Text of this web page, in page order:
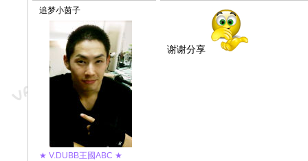
追梦小茵子
★ V.DUBB王國ABC ★
谢谢分享